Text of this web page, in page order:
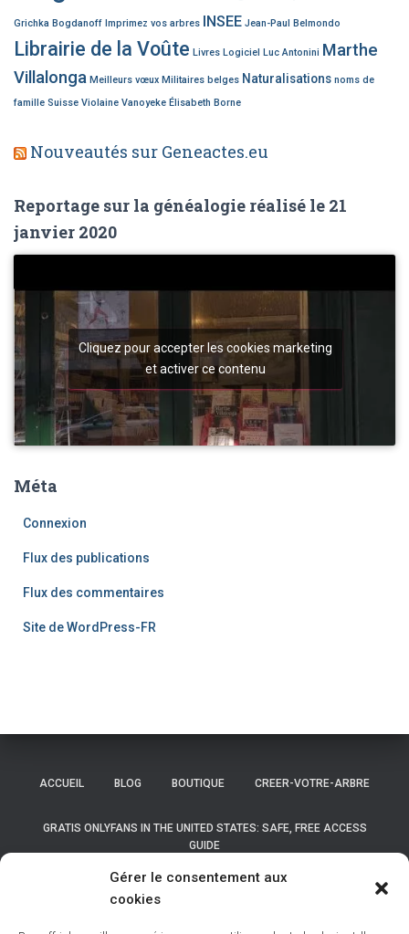
Gérer le consentement aux
cookies
Grichka Bogdanoff Imprimez vos arbres INSEE Jean-Paul Belmondo
Librairie de la Voûte Livres Logiciel Luc Antonini Marthe
Villalonga Meilleurs vœux Militaires belges Naturalisations noms de
famille Suisse Violaine Vanoyeke Élisabeth Borne
Nouveautés sur Geneactes.eu
Reportage sur la généalogie réalisé le 21
janvier 2020
Cliquez pour accepter les cookies marketing
et activer ce contenu
Méta
Connexion
Flux des publications
Flux des commentaires
Site de WordPress-FR
ACCUEIL BLOG BOUTIQUE CREER-VOTRE-ARBRE
GRATIS ONLYFANS IN THE UNITED STATES: SAFE, FREE ACCESS
GUIDE